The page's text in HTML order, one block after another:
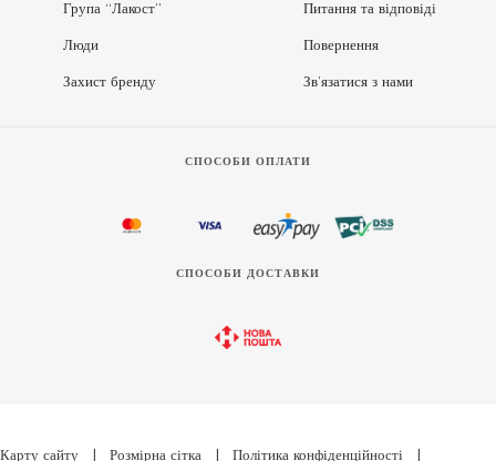
Група “Лакост”
Люди
Захист бренду
Питання та відповіді
Повернення
Зв’язатися з нами
СПОСОБИ ОПЛАТИ
СПОСОБИ ДОСТАВКИ
Карту сайту Розмірна сітка Політика конфіденційності